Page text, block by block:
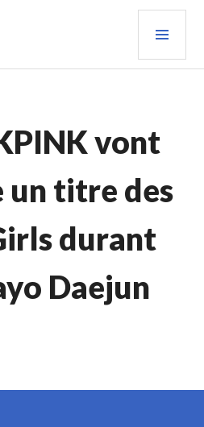
vont
un titre des
durant
Daejun